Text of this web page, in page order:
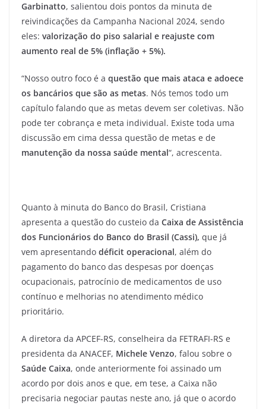
Garbinatto, salientou dois pontos da minuta de
reivindicações da Campanha Nacional 2024, sendo
eles: valorização do piso salarial e reajuste com
aumento real de 5% (inflação + 5%).
“Nosso outro foco é a questão que mais ataca e adoece
os bancários que são as metas. Nós temos todo um
capítulo falando que as metas devem ser coletivas. Não
pode ter cobrança e meta individual. Existe toda uma
discussão em cima dessa questão de metas e de
manutenção da nossa saúde mental“, acrescenta.
Quanto à minuta do Banco do Brasil, Cristiana
apresenta a questão do custeio da Caixa de Assistência
dos Funcionários do Banco do Brasil (Cassi), que já
vem apresentando déficit operacional, além do
pagamento do banco das despesas por doenças
ocupacionais, patrocínio de medicamentos de uso
contínuo e melhorias no atendimento médico
prioritário.
A diretora da APCEF-RS, conselheira da FETRAFI-RS e
presidenta da ANACEF, Michele Venzo, falou sobre o
Saúde Caixa, onde anteriormente foi assinado um
acordo por dois anos e que, em tese, a Caixa não
precisaria negociar pautas neste ano, já que o acordo